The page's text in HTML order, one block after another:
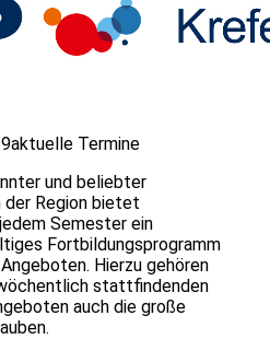
aktuelle Termine
und beliebter
der Region bietet
Semester ein
Fortbildungsprogramm
Hierzu gehören
stattfindenden
auch die große